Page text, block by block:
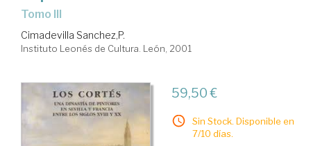
Tomo III
Cimadevilla Sanchez,P.
Instituto Leonés de Cultura. León, 2001
59,50 €
Sin Stock. Disponible en
7/10 días.